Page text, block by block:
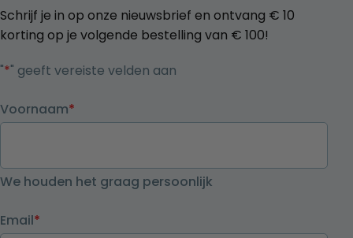
Schrijf je in op onze nieuwsbrief en ontvang € 10
korting op je volgende bestelling van € 100!
"*" geeft vereiste velden aan
Voornaam*
We houden het graag persoonlijk
Email*